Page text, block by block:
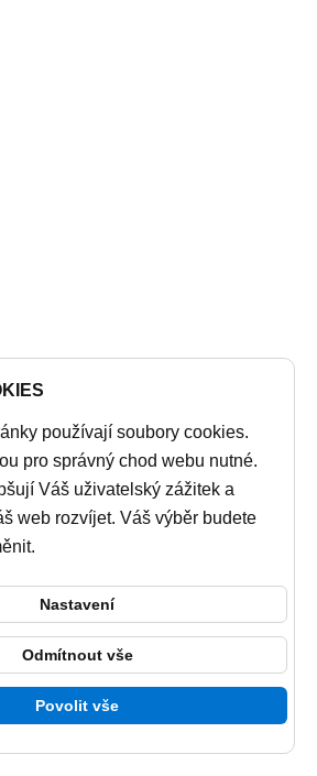
používají soubory cookies.
pro správný chod webu nutné.
Váš uživatelský zážitek a
web rozvíjet. Váš výběr budete
Nastavení
Odmítnout vše
Povolit vše